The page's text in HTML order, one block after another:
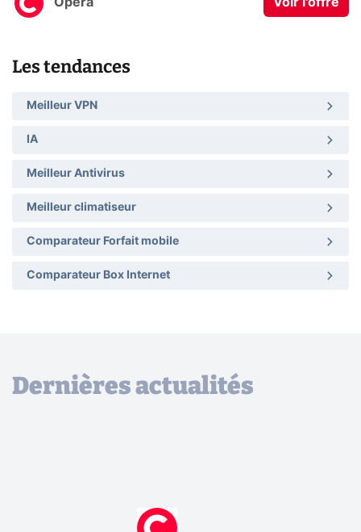
Les tendances
Meilleur VPN
IA
Meilleur Antivirus
Meilleur climatiseur
Comparateur Forfait mobile
Comparateur Box Internet
Dernières actualités